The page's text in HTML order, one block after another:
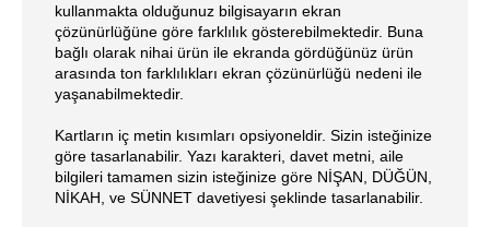
kullanmakta olduğunuz bilgisayarın ekran
çözünürlüğüne göre farklılık gösterebilmektedir. Buna
bağlı olarak nihai ürün ile ekranda gördüğünüz ürün
arasında ton farklılıkları ekran çözünürlüğü nedeni ile
yaşanabilmektedir.
Kartların iç metin kısımları opsiyoneldir. Sizin isteğinize
göre tasarlanabilir. Yazı karakteri, davet metni, aile
bilgileri tamamen sizin isteğinize göre NİŞAN, DÜĞÜN,
NİKAH, ve SÜNNET davetiyesi şeklinde tasarlanabilir.